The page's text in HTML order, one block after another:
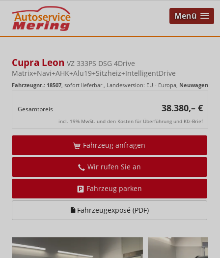
Menü
Cupra Leon VZ 333PS DSG 4Drive
Matrix+Navi+AHK+Alu19+Sitzheiz+IntelligentDrive
Fahrzeugnr.: 18507, sofort lieferbar, Landesversion: EU - Europa, Neuwagen
Gesamtpreis 38.380,– €
incl. 19% MwSt. und den Kosten für Überführung und Kfz-Brief
Fahrzeug anfragen
Wir rufen Sie an
Fahrzeug parken
Fahrzeugexposé (PDF)